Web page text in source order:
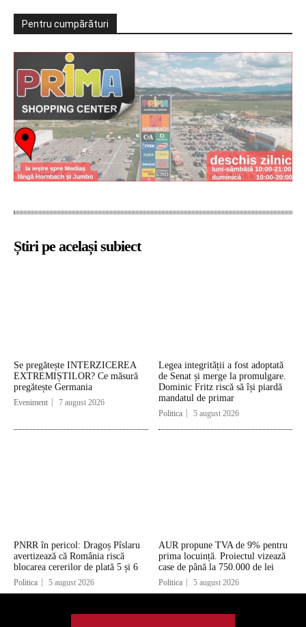
Pentru cumpărături
Știri pe același subiect
Se pregătește INTERZICEREA
EXTREMIȘTILOR? Ce măsură
pregătește Germania
Eveniment 7 august 2026
Legea integrității a fost adoptată
de Senat și merge la promulgare.
Dominic Fritz riscă să își piardă
mandatul de primar
Politica 5 august 2026
PNRR în pericol: Dragoș Pîslaru
avertizează că România riscă
blocarea cererilor de plată 5 și 6
Politica 5 august 2026
AUR propune TVA de 9% pentru
prima locuință. Proiectul vizează
case de până la 750.000 de lei
Politica 5 august 2026